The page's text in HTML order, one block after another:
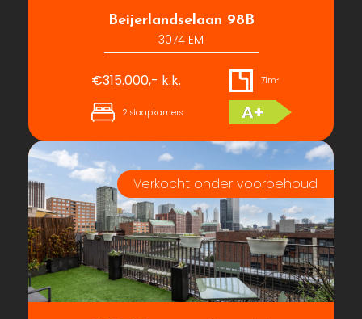
Beijerlandselaan 98B
3074 EM
€315.000,- k.k. 71m²
2 slaapkamers A+